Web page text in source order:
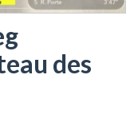
des